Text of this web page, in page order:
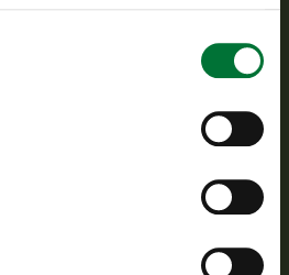
kestävää riistataloutta, tukee
ja huolehtii riistapolitiikan